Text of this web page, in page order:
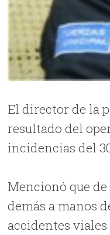
El director de la
resultado del
incidencias del
Mencionó que
demás a manos
accidentes